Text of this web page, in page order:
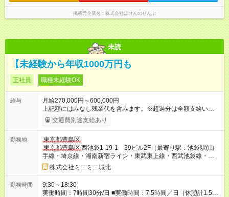
掲載元企業名 株式会社ほけんのぜんぶ
未読
【未経験から年収1000万円も
正社員 職種未経験OK
給与
月給270,000円～600,000円
上記額にはみなし残業代を含みます。※超過分は全額支給いたし
ます。 みなし残業代 67,500円 以上／月 みなし残業時間 40.8時
間／月 ・初任給は経験や能力を考慮して決定します。 ★成果
でしっかりと還元します。個人の成果がダイレクトに収入に反
映されるため、モチベーション高く働けます。 歩合に上限はな
く、社歴や年齢に関わらず年収1000万円超を目指すことが可能
です。 【試用期間】試用期間あり 試用期間の長さ：3ヶ月 雇用
形態、給与は本採用時と同じです。
交通費別途支給あり
勤務地
東京都豊島区
東京都豊島区西池袋1-19-1 39ビル2F（最寄り駅：池袋駅(山
手線・埼京線・湘南新宿ライン・東武東上線・西武池袋線・有
楽町線・丸ノ内線・副都心線)）
株式会社ミニミニ城北
勤務時間
9:30～18:30
実働時間：7時間30分/日 ■実働時間：7.5時間／日（休憩計1.5時